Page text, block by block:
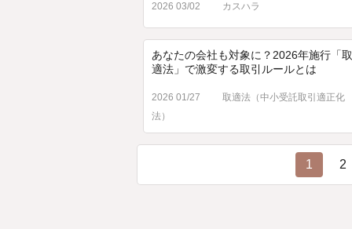
2026 03/02 カスハラ
あなたの会社も対象に？2026年施行「取
適法」で激変する取引ルールとは
2026 01/27
取適法（中小受託取引適正化
法）
1 2